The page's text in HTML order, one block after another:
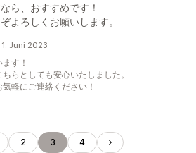
ら、おすすめです！
よろしくお願いします。
Juni 2023
す！
らとしても安心いたしました。
軽にご連絡ください！
2 3 4